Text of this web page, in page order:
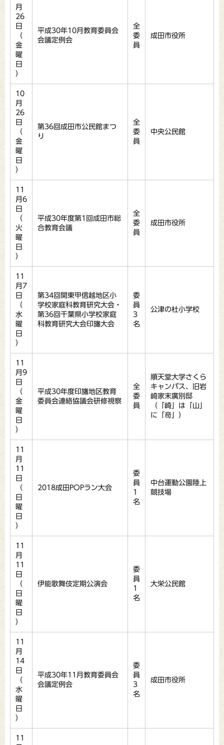
月
26
日
（
金
曜
日
）
平成30年10月教育委員会
会議定例会
全
委
員
成田市役所
10
月
26
日
（
金
曜
日
）
第36回成田市公民館まつ
り
全
委
員
中央公民館
11
月6
日
（
火
曜
日
）
平成30年度第1回成田市総
合教育会議
全
委
員
成田市役所
11
月7
日
（
水
曜
日
）
第34回関東甲信越地区小
学校家庭科教育研究大会・
第36回千葉県小学校家庭
科教育研究大会印旛大会
委
員
3
名
公津の杜小学校
11
月9
日
（
金
曜
日
）
平成30年度印旛地区教育
委員会連絡協議会研修視察
全
委
員
順天堂大学さくら
キャンパス、旧岩
崎家末廣別邸
（「崎」は「山」
に「竒」）
11
月
11
日
（
日
曜
日
）
2018成田POPラン大会
委
員
1
名
中台運動公園陸上
競技場
11
月
11
日
（
日
曜
日
）
伊能歌舞伎定期公演会
委
員
1
名
大栄公民館
11
月
14
日
（
水
曜
日
）
平成30年11月教育委員会
会議定例会
委
員
3
名
成田市役所
11